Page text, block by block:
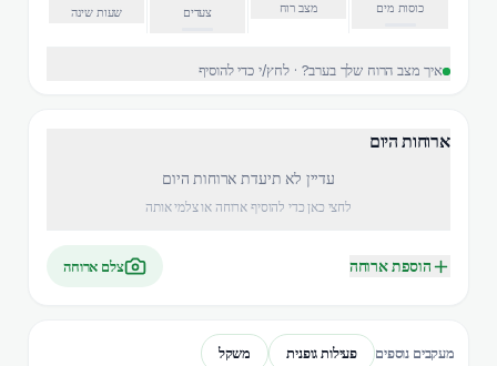
כוסות מים מצב רוח צעדים שעות שינה
איך מצב הרוח שלך בערב? · לחץ/י כדי להוסיף
ארוחות היום
עדיין לא תיעדת ארוחות היום
לחצי כאן כדי להוסיף ארוחה או צלמי אותה
הוספת ארוחה צלם ארוחה
מעקבים נוספים פעילות גופנית משקל